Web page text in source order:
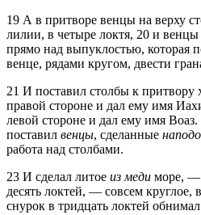
19 А в притворе венцы на верху
лилии, в четыре локтя, 20 и венцы
прямо над выпуклостью, которая
венце, рядами кругом, двести
21 И поставил столбы к притвору
правой стороне и дал ему имя
левой стороне и дал ему имя Воаз.
поставил венцы, сделанные
работа над столбами.
23 И сделал литое из меди море, —
десять локтей, — совсем
снурок в тридцать локтей